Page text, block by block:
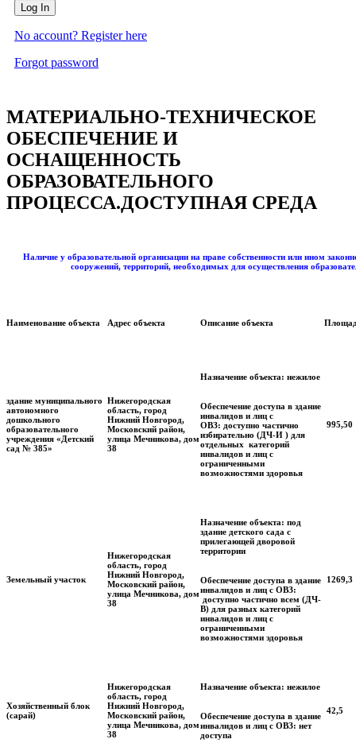
Log In
No account? Register here
Forgot password
МАТЕРИАЛЬНО-ТЕХНИЧЕСКОЕ
ОБЕСПЕЧЕНИЕ И
ОСНАЩЕННОСТЬ
ОБРАЗОВАТЕЛЬНОГО
ПРОЦЕССА.ДОСТУПНАЯ СРЕДА
Наличие у образовательной организации на праве собственности или ином
сооружений, территорий, необходимых для осуществления
Наименование объекта Адрес объекта Описание объекта
здание муниципального
автономного
дошкольного
образовательного
учреждения «Детский
сад № 385»
Нижегородская
область, город
Нижний Новгород,
Московский район,
улица Мечникова, дом
38
Назначение объекта: нежилое
Обеспечение доступа в здание
инвалидов и лиц с
ОВЗ: доступно частично
избирательно (ДЧ-И ) для
отдельных категорий
инвалидов и лиц с
ограниченными
возможностями здоровья
995,50
Земельный участок
Нижегородская
область, город
Нижний Новгород,
Московский район,
улица Мечникова, дом
38
Назначение объекта: под
здание детского сада с
прилегающей дворовой
территории
Обеспечение доступа в здание
инвалидов и лиц с ОВЗ:
доступно частично всем (ДЧ-
В) для разных категорий
инвалидов и лиц с
ограниченными
возможностями эдоровья
1269,3
Хозяйственный блок
(сарай)
Нижегородская
область, город
Нижний Новгород,
Московский район,
улица Мечникова, дом
38
Назначение объекта: нежилое
Обеспечение доступа в здание
инвалидов и лиц с ОВЗ: нет
доступа
42,5